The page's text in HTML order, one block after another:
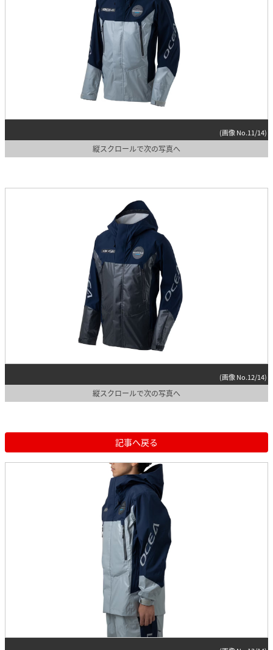
(画像 No.11/14)
縦スクロールで次の写真へ
(画像 No.12/14)
縦スクロールで次の写真へ
記事へ戻る